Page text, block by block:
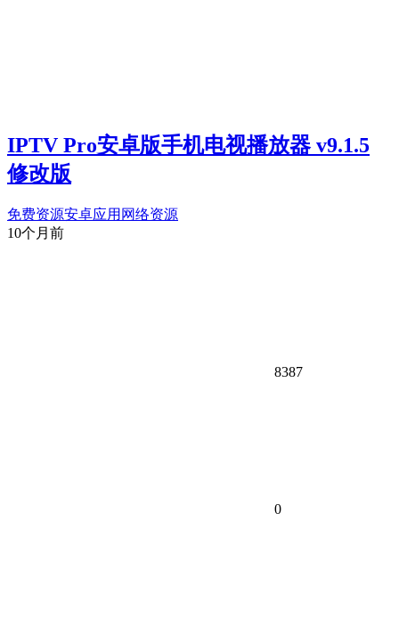
IPTV Pro安卓版手机电视播放器 v9.1.5
修改版
免费资源安卓应用 网络资源
10个月前
8387
0